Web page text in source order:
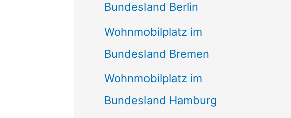
Bundesland Berlin
Wohnmobilplatz im
Bundesland Bremen
Wohnmobilplatz im
Bundesland Hamburg